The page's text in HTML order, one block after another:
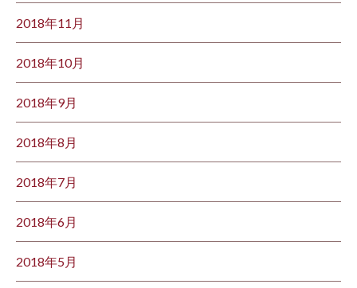
2018年11月
2018年10月
2018年9月
2018年8月
2018年7月
2018年6月
2018年5月